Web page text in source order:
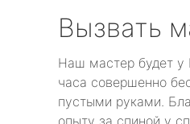
Вызвать
Наш мастер будет у
часа совершенно
пустыми руками.
опыту за спиной у